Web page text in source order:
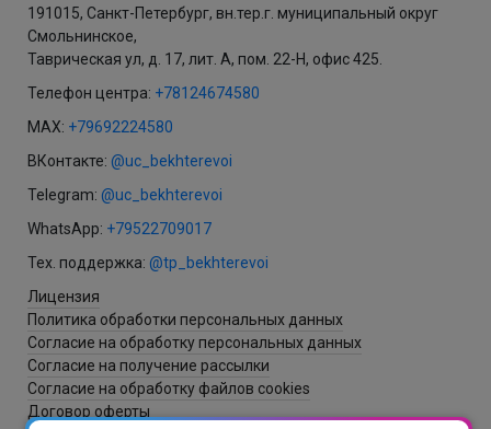
191015, Санкт-Петербург, вн.тер.г. муниципальный округ
Смольнинское,
Таврическая ул, д. 17, лит. А, пом. 22-Н, офис 425.
Телефон центра: +78124674580
MAX: +79692224580
ВКонтакте: @uc_bekhterevoi
Telegram: @uc_bekhterevoi
WhatsApp: +79522709017
Тех. поддержка: @tp_bekhterevoi
Лицензия
Политика обработки персональных данных
Согласие на обработку персональных данных
Согласие на получение рассылки
Согласие на обработку файлов cookies
Договор оферты